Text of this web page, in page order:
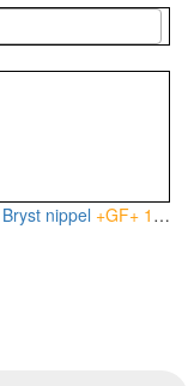
Bryst nippel +GF+ 1.1/4 x 3/4 Galvaniseret brystnippel